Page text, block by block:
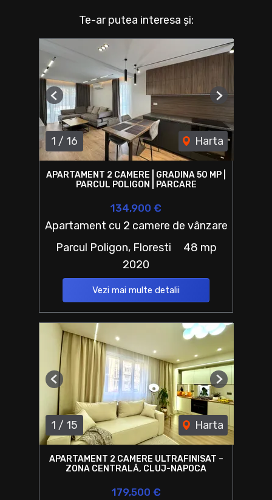
Te-ar putea interesa și:
1 / 16 Harta
Previous Next
APARTAMENT 2 CAMERE | GRADINA 50 MP |
PARCUL POLIGON | PARCARE
134,900 €
Apartament cu 2 camere de vânzare
Parcul Poligon, Floresti
48 mp
2020
Vezi mai multe detalii
1 / 15 Harta
Previous Next
APARTAMENT 2 CAMERE ULTRAFINISAT –
ZONA CENTRALĂ, CLUJ-NAPOCA
179,500 €